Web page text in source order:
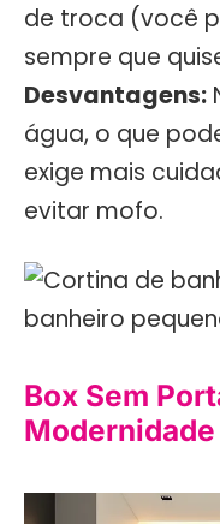
de troca (você
sempre que
Desvantagens:
água, o que
exige mais
evitar mofo.
Box Sem